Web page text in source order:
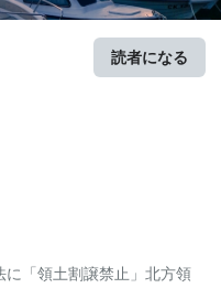
読者になる
に「領土割譲禁止」北方領